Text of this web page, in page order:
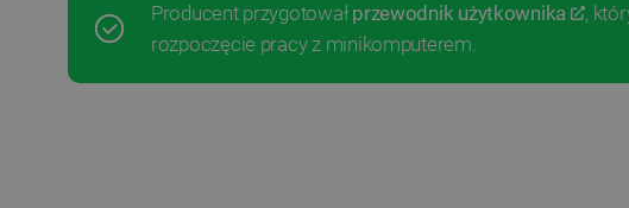
Producent przygotował przewodnik użytkownika
,
rozpoczęcie pracy z minikomputerem.